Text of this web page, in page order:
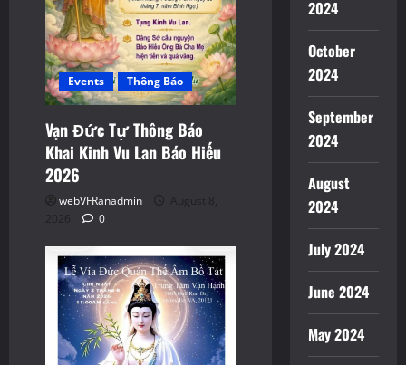
Events Thông Báo
Vạn Đức Tự Thông Báo
Khai Kinh Vu Lan Báo Hiếu
2026
webVFRanadmin
August 8,
2026
0
2024
October
2024
September
2024
August
2024
July 2024
June 2024
May 2024